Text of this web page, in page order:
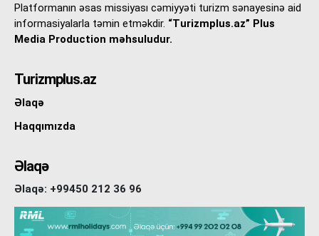
Platformanın əsas missiyası cəmiyyəti turizm sənayesinə aid
informasiyalarla təmin etməkdir. “Turizmplus.az” Plus
Media Production məhsuludur.
Turizmplus.az
Əlaqə
Haqqımızda
Əlaqə
Əlaqə: +99450 212 36 96